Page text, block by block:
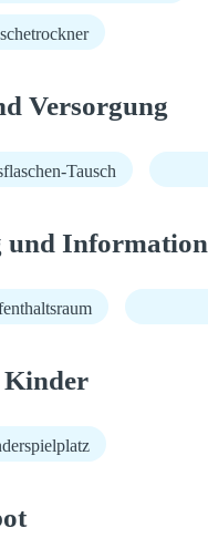
Versorgung
Tausch
und Information
Kinder